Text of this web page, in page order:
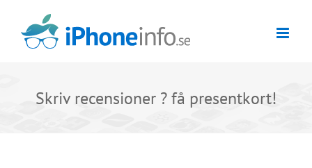
content
Skriv recensioner ? få presentkort!